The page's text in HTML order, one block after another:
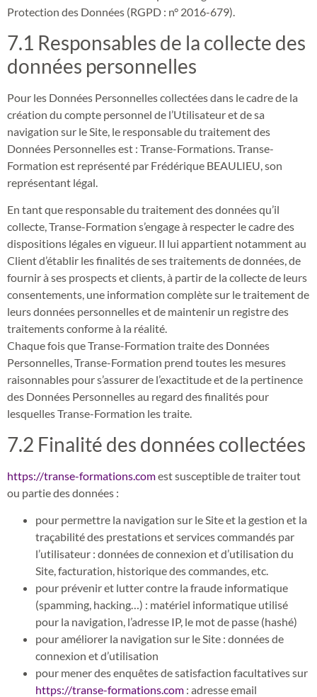
Protection des Données (RGPD : n° 2016-679).
7.1 Responsables de la collecte des
données personnelles
Pour les Données Personnelles collectées dans le cadre de la
création du compte personnel de l’Utilisateur et de sa
navigation sur le Site, le responsable du traitement des
Données Personnelles est : Transe-Formations. Transe-
Formation est représenté par Frédérique BEAULIEU, son
représentant légal.
En tant que responsable du traitement des données qu’il
collecte, Transe-Formation s’engage à respecter le cadre des
dispositions légales en vigueur. Il lui appartient notamment au
Client d’établir les finalités de ses traitements de données, de
fournir à ses prospects et clients, à partir de la collecte de leurs
consentements, une information complète sur le traitement de
leurs données personnelles et de maintenir un registre des
traitements conforme à la réalité.
Chaque fois que Transe-Formation traite des Données
Personnelles, Transe-Formation prend toutes les mesures
raisonnables pour s’assurer de l’exactitude et de la pertinence
des Données Personnelles au regard des finalités pour
lesquelles Transe-Formation les traite.
7.2 Finalité des données collectées
https://transe-formations.comest susceptible de traiter tout
ou partie des données :
pour permettre la navigation sur le Site et la gestion et la
traçabilité des prestations et services commandés par
l’utilisateur : données de connexion et d’utilisation du
Site, facturation, historique des commandes, etc.
pour prévenir et lutter contre la fraude informatique
(spamming, hacking…) : matériel informatique utilisé
pour la navigation, l’adresse IP, le mot de passe (hashé)
pour améliorer la navigation sur le Site : données de
connexion et d’utilisation
pour mener des enquêtes de satisfaction facultatives sur
https://transe-formations.com : adresse email